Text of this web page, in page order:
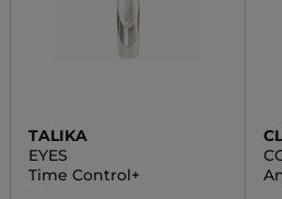
TALIKA
EYES
Time Control+